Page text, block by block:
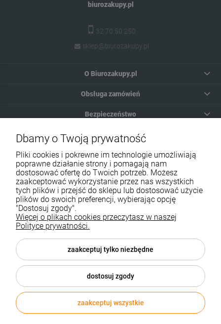
biurozakupy.pl
32 70 50 250
sklep@biurozakupy.pl
O Biurozakupy.pl
Obsługa zamówień
Bezpieczeństwo
Moje konto
Pomoc
Informacje i ceny opublikowane na stronie nie stanowią oferty w
rozumieniu przepisów kodeksu cywilnego.
sklep@biurozakupy.pl
Sklep internetowy Shoper.pl
Dbamy o Twoją prywatność
Pliki cookies i pokrewne im technologie umożliwiają
poprawne działanie strony i pomagają nam
dostosować ofertę do Twoich potrzeb. Możesz
zaakceptować wykorzystanie przez nas wszystkich
tych plików i przejść do sklepu lub dostosować użycie
plików do swoich preferencji, wybierając opcję
"Dostosuj zgody".
Więcej o plikach cookies przeczytasz w naszej
Polityce prywatności.
zaakceptuj tylko niezbędne
dostosuj zgody
zaakceptuj wszystkie